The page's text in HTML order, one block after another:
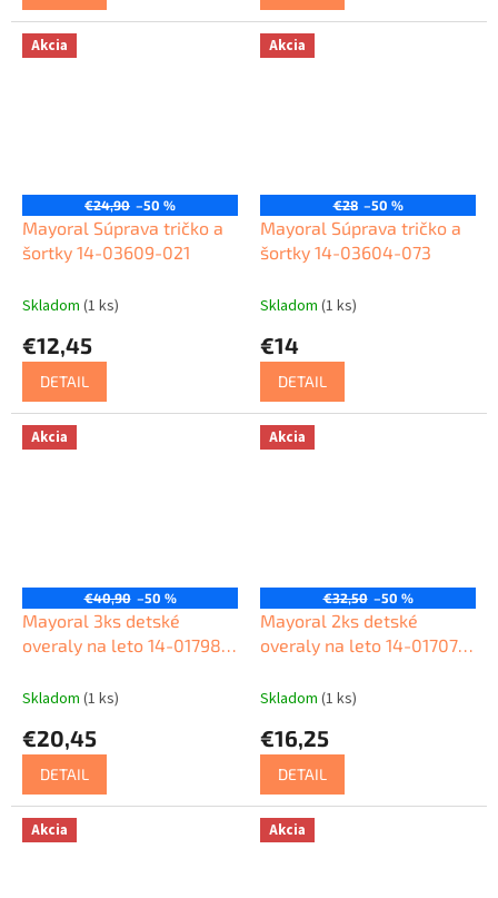
Akcia
€24,90 –50 %
Mayoral Súprava tričko a
šortky 14-03609-021
Skladom (1 ks)
€12,45
DETAIL
Akcia
€28 –50 %
Mayoral Súprava tričko a
šortky 14-03604-073
Skladom (1 ks)
€14
DETAIL
Akcia
€40,90 –50 %
Mayoral 3ks detské
overaly na leto 14-01798-
Skladom (1 ks)
€20,45
DETAIL
Akcia
€32,50 –50 %
Mayoral 2ks detské
overaly na leto 14-01707-
Skladom (1 ks)
€16,25
DETAIL
Akcia Akcia